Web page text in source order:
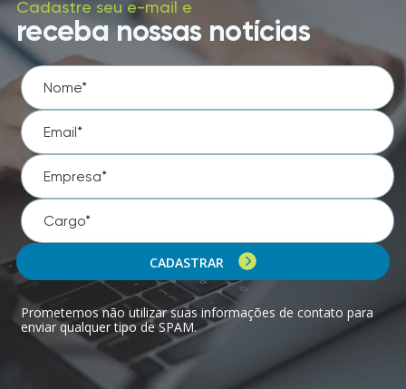
Cadastre seu e-mail e
receba nossas notícias
CADASTRAR
Prometemos não utilizar suas informações de contato para
enviar qualquer tipo de SPAM.